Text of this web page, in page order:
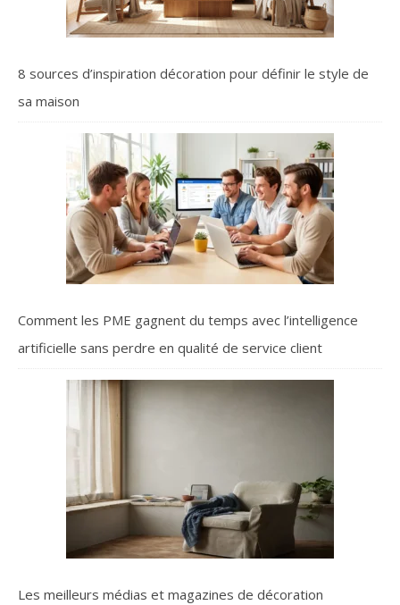
8 sources d’inspiration décoration pour définir le style de
sa maison
Comment les PME gagnent du temps avec l’intelligence
artificielle sans perdre en qualité de service client
Les meilleurs médias et magazines de décoration